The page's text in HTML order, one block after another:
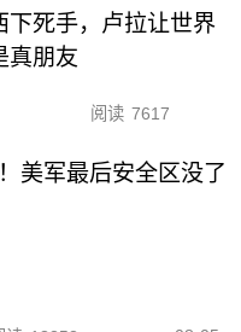
下死手，卢拉让世界
真朋友
阅读 7617
美军最后安全区没了